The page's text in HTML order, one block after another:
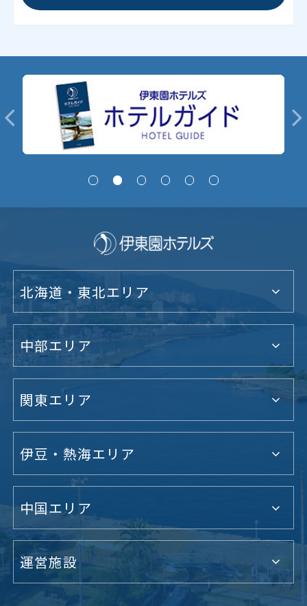
北海道・東北エリア
中部エリア
関東エリア
伊豆・熱海エリア
中国エリア
運営施設